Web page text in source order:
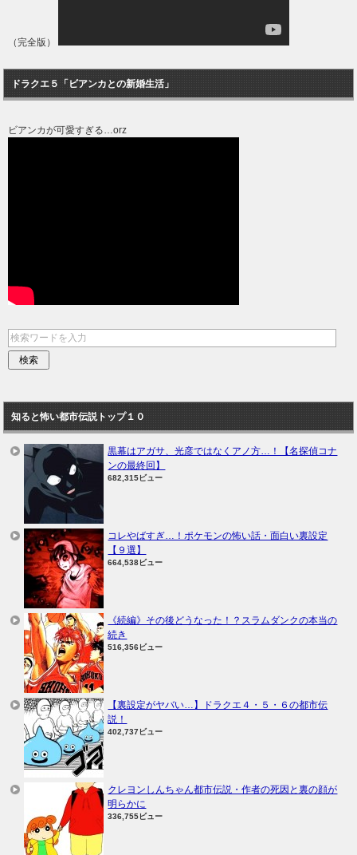
（完全版）
ドラクエ５「ビアンカとの新婚生活」
ビアンカが可愛すぎる…orz
知ると怖い都市伝説トップ１０
黒幕はアガサ、光彦ではなくアノ方…！【名探偵コナ
ンの最終回】
682,315ビュー
コレやばすぎ…！ポケモンの怖い話・面白い裏設定
【９選】
664,538ビュー
《続編》その後どうなった！？スラムダンクの本当の
続き
516,356ビュー
【裏設定がヤバい…】ドラクエ４・５・６の都市伝
説！
402,737ビュー
クレヨンしんちゃん都市伝説・作者の死因と裏の顔が
明らかに
336,755ビュー